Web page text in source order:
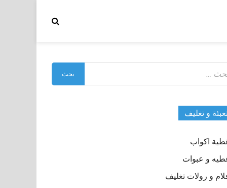
و تغليف
اكواب
و عبوات
و رولات تغليف